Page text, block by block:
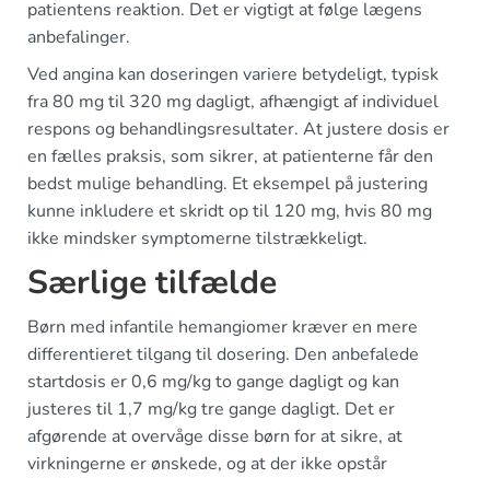
patientens reaktion. Det er vigtigt at følge lægens
anbefalinger.
Ved angina kan doseringen variere betydeligt, typisk
fra 80 mg til 320 mg dagligt, afhængigt af individuel
respons og behandlingsresultater. At justere dosis er
en fælles praksis, som sikrer, at patienterne får den
bedst mulige behandling. Et eksempel på justering
kunne inkludere et skridt op til 120 mg, hvis 80 mg
ikke mindsker symptomerne tilstrækkeligt.
Særlige tilfælde
Børn med infantile hemangiomer kræver en mere
differentieret tilgang til dosering. Den anbefalede
startdosis er 0,6 mg/kg to gange dagligt og kan
justeres til 1,7 mg/kg tre gange dagligt. Det er
afgørende at overvåge disse børn for at sikre, at
virkningerne er ønskede, og at der ikke opstår